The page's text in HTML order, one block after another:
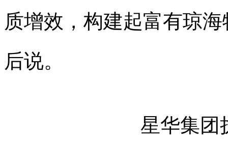
质增效，构建起富有琼
后说。
星华集团